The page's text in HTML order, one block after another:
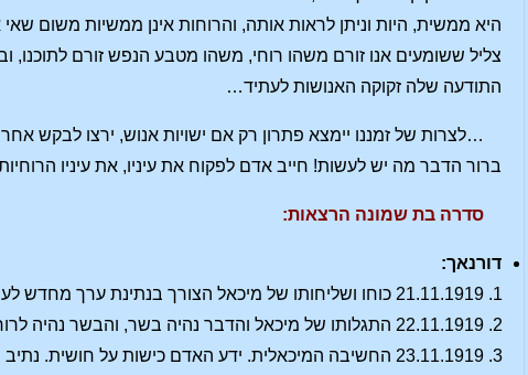
היא ממשית, היות וניתן לראות אותה, והרוחות אינן ממשיות משום
צליל ששומעים אנו זורם משהו רוחי, משהו מטבע הנפש זורם לתוכנו,
התודעה שלה זקוקה האנושות לעתיד…
…לצרות של זמננו יימצא פתרון רק אם ישויות אנוש, ירצו לבקש
ברור הדבר מה יש לעשות! חייב אדם לפקוח את עיניו, את עיניו
סדרה בת שמונה הרצאות:
דורנאך:
21.11.1919 כוחו ושליחותו של מיכאל הצורך בנתינת ערך מחדש לערכים רבים.
22.11.1919 התגלותו של מיכאל והדבר נהיה בשר, והבשר נהיה לרוח.
23.11.1919 החשיבה המיכאלית. ידע האדם כישות על חושית. נתיב מיכאל והאימפולסים העמוקים ביותר בבעיה החברתית.